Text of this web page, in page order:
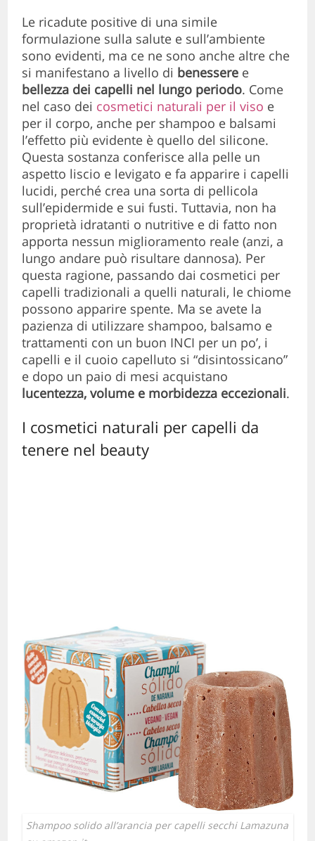
Le ricadute positive di una simile
formulazione sulla salute e sull’ambiente
sono evidenti, ma ce ne sono anche altre che
si manifestano a livello di benessere e
bellezza dei capelli nel lungo periodo. Come
nel caso dei cosmetici naturali per il viso e
per il corpo, anche per shampoo e balsami
l’effetto più evidente è quello del silicone.
Questa sostanza conferisce alla pelle un
aspetto liscio e levigato e fa apparire i capelli
lucidi, perché crea una sorta di pellicola
sull’epidermide e sui fusti. Tuttavia, non ha
proprietà idratanti o nutritive e di fatto non
apporta nessun miglioramento reale (anzi, a
lungo andare può risultare dannosa). Per
questa ragione, passando dai cosmetici per
capelli tradizionali a quelli naturali, le chiome
possono apparire spente. Ma se avete la
pazienza di utilizzare shampoo, balsamo e
trattamenti con un buon INCI per un po’, i
capelli e il cuoio capelluto si “disintossicano”
e dopo un paio di mesi acquistano
lucentezza, volume e morbidezza eccezionali.
I cosmetici naturali per capelli da
tenere nel beauty
Shampoo solido all’arancia per capelli secchi Lamazuna